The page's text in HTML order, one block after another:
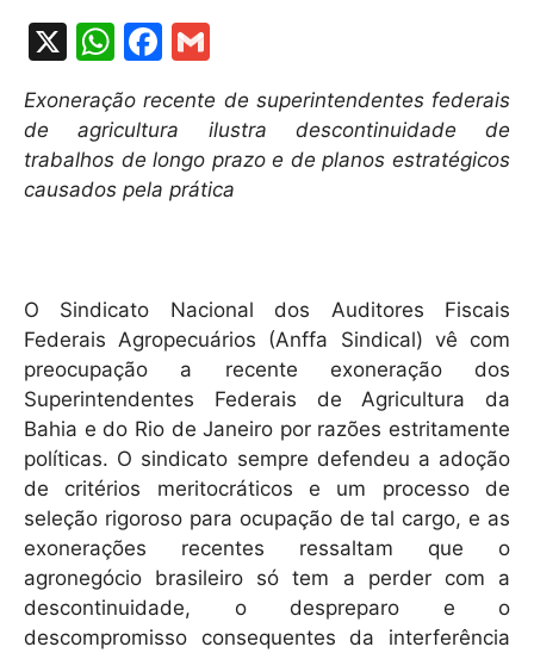
X
W
h
at
s
A
F
c
e
b
k
m
ai
l
Exoneração recente de superintendentes federais
de agricultura ilustra descontinuidade de
trabalhos de longo prazo e de planos estratégicos
causados pela prática
O Sindicato Nacional dos Auditores Fiscais
Federais Agropecuários (Anffa Sindical) vê com
preocupação a recente exoneração dos
Superintendentes Federais de Agricultura da
Bahia e do Rio de Janeiro por razões estritamente
políticas. O sindicato sempre defendeu a adoção
de critérios meritocráticos e um processo de
seleção rigoroso para ocupação de tal cargo, e as
exonerações recentes ressaltam que o
agronegócio brasileiro só tem a perder com a
descontinuidade, o despreparo e o
descompromisso consequentes da interferência